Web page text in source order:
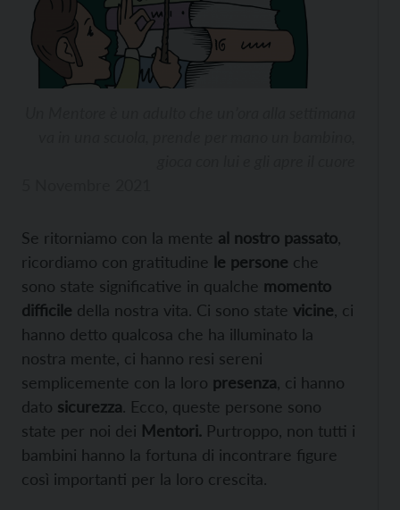
Se ritorniamo con la mente al nostro passato
ricordiamo con gratitudine le persone che
sono state significative in qualche momento
difficile della nostra vita. Ci sono state vicine , ci
hanno detto qualcosa che ha illuminato la
nostra mente, ci hanno resi sereni
semplicemente con la loro presenza , ci hanno
dato sicurezza. Ecco, queste persone sono
state per noi dei Mentori. Purtroppo, non tutti i
bambini hanno la fortuna di incontrare figure
così importanti per la loro crescita.